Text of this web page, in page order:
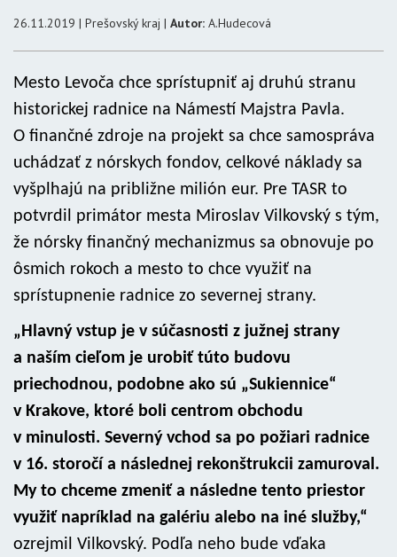
26.11.2019 | Prešovský kraj | Autor: A.Hudecová
Mesto Levoča chce sprístupniť aj druhú stranu
historickej radnice na Námestí Majstra Pavla.
O finančné zdroje na projekt sa chce samospráva
uchádzať z nórskych fondov, celkové náklady sa
vyšplhajú na približne milión eur. Pre TASR to
potvrdil primátor mesta Miroslav Vilkovský s tým,
že nórsky finančný mechanizmus sa obnovuje po
ôsmich rokoch a mesto to chce využiť na
sprístupnenie radnice zo severnej strany.
„Hlavný vstup je v súčasnosti z južnej strany
a naším cieľom je urobiť túto budovu
priechodnou, podobne ako sú „Sukiennice“
v Krakove, ktoré boli centrom obchodu
v minulosti. Severný vchod sa po požiari radnice
v 16. storočí a následnej rekonštrukcii zamuroval.
My to chceme zmeniť a následne tento priestor
využiť napríklad na galériu alebo na iné služby,“
ozrejmil Vilkovský. Podľa neho bude vďaka